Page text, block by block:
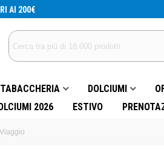
AI 200€
TABACCHERIA DOLCIUMI
2026 ESTIVO